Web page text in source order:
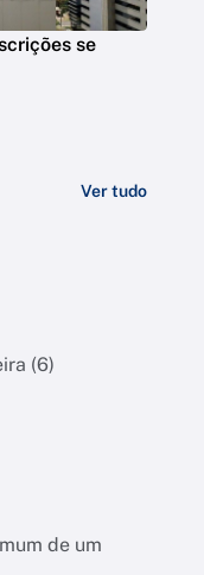
se
Ver tudo
(6)
de um